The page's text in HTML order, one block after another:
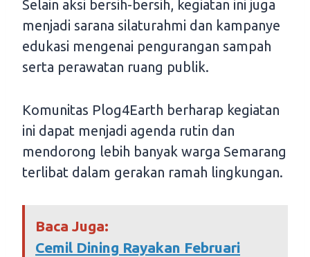
Selain aksi bersih-bersih, kegiatan ini juga
menjadi sarana silaturahmi dan kampanye
edukasi mengenai pengurangan sampah
serta perawatan ruang publik.
Komunitas Plog4Earth berharap kegiatan
ini dapat menjadi agenda rutin dan
mendorong lebih banyak warga Semarang
terlibat dalam gerakan ramah lingkungan.
Baca Juga:
Cemil Dining Rayakan Februari